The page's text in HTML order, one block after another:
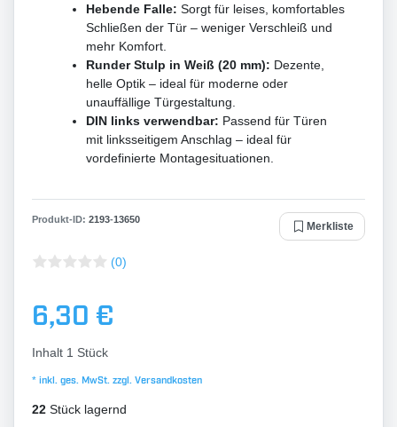
Hebende Falle: Sorgt für leises, komfortables
Schließen der Tür – weniger Verschleiß und
mehr Komfort.
Runder Stulp in Weiß (20 mm): Dezente,
helle Optik – ideal für moderne oder
unauffällige Türgestaltung.
DIN links verwendbar: Passend für Türen
mit linksseitigem Anschlag – ideal für
vordefinierte Montagesituationen.
Produkt-ID: 2193-13650
Merkliste
(0)
6,30 €
Inhalt 1 Stück
* inkl. ges. MwSt. zzgl. Versandkosten
22 Stück lagernd